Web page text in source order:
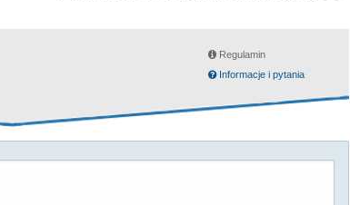
Regulamin
Informacje i pytania